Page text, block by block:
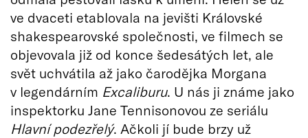
ve dvaceti etablovala na jevišti Královské
shakespearovské společnosti, ve filmech se
objevovala již od konce šedesátých let, ale
svět uchvátila až jako čarodějka Morgana
v legendárním Excaliburu. U nás ji známe jako
inspektorku Jane Tennisonovou ze seriálu
Hlavní podezřelý. Ačkoli jí bude brzy už